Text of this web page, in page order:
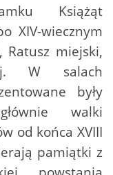
Książąt
XIV-wiecznym
Ratusz miejski,
W salach
były
walki
od końca XVIII
pamiątki z